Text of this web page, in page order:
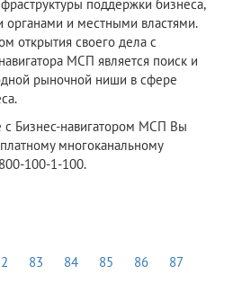
поддержки бизнеса,
органами и местными властями.
открытия своего дела с
МСП является поиск и
рыночной ниши в сфере
с Бизнес-навигатором МСП Вы
многоканальному
100-1-100.
83 84 85 86
87